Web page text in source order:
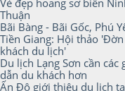
Thuận
Bãi Bàng - Bãi Gốc, Phú
Tiền Giang: Hội thảo
khách du lịch'
Du lịch Lạng Sơn cần các
dẫn du khách hơn
Ấn Độ giới thiệu du lịch